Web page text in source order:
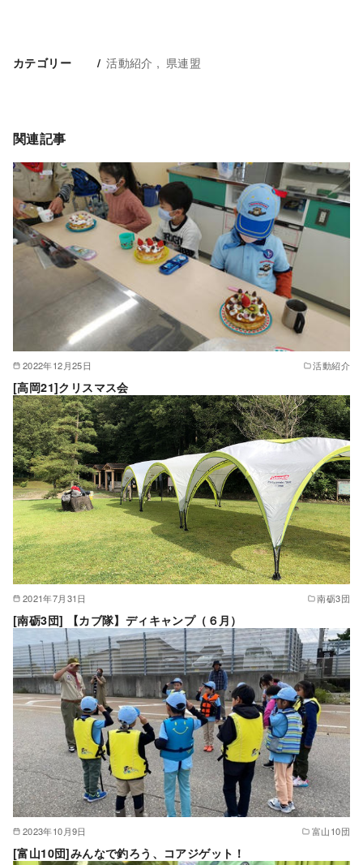
カテゴリー 活動紹介 県連盟
関連記事
2022年12月25日 活動紹介
[高岡21]クリスマス会
2021年7月31日 南砺3団
[南砺3団] 【カブ隊】ディキャンプ（６月）
2023年10月9日 富山10団
[富山10団]みんなで釣ろう、コアジゲット！